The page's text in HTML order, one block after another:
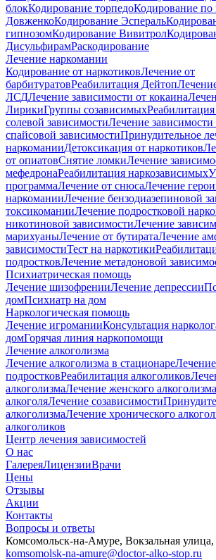
блокКодирование торпедоКодирование по
ДовженкоКодирование Эспераль
гипнозомКодирование Вивитрол
ДисульфирамРаскодирование
Лечение наркомании
Кодирование от наркотиковЛечение от
барбитуратовРеабилитация Дейтоп
ЛСДЛечение зависимости от кокаина
ЛирикиГруппы созависимых
солевой зависимостиЛечение
спайсовой зависимостиПринудительное
наркоманииДетоксикация от наркотиков
от опиатовСнятие ломкиЛечение
мефедронаРеабилитация наркозависимых
программаЛечение от снюсаЛечение
наркоманииЛечение бензодиазепиновой
токсикоманииЛечение подростковой
никотиновой зависимостиЛечение
марихуаныЛечение от бутиратаЛечение
зависимостиТест на наркотики
подростковЛечение метадоновой
Психиатрическая помощь
Лечение шизофренииЛечение депрессии
домПсихиатр на дом
Наркологическая помощь
Лечение игроманииКонсультация
домГорячая линия наркопомощи
Лечение алкоголизма
Лечение алкоголизма в стационаре
подростковРеабилитация алкоголиков
алкоголизмаЛечение женского алкоголизма
алкоголяЛечение созависимости
алкоголизмаЛечение хронического
алкоголиков
Центр лечения зависимостей
О нас
ГалереяЛицензииВрачи
Цены
Отзывы
Акции
Контакты
Вопросы и ответы
Комсомольск-на-Амуре, Вокзальная улица,
komsomolsk-na-amure@doctor-alko-stop.ru